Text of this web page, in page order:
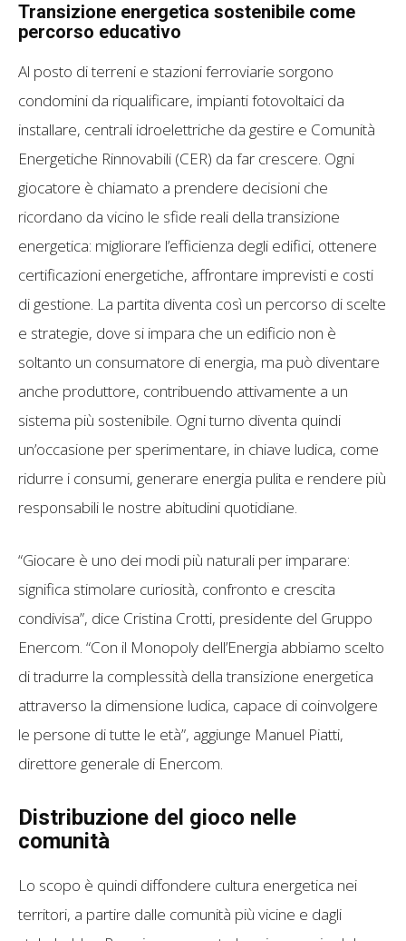
Transizione energetica sostenibile come
percorso educativo
Al posto di terreni e stazioni ferroviarie sorgono
condomini da riqualificare, impianti fotovoltaici da
installare, centrali idroelettriche da gestire e Comunità
Energetiche Rinnovabili (CER) da far crescere. Ogni
giocatore è chiamato a prendere decisioni che
ricordano da vicino le sfide reali della transizione
energetica: migliorare l’efficienza degli edifici, ottenere
certificazioni energetiche, affrontare imprevisti e costi
di gestione. La partita diventa così un percorso di scelte
e strategie, dove si impara che un edificio non è
soltanto un consumatore di energia, ma può diventare
anche produttore, contribuendo attivamente a un
sistema più sostenibile. Ogni turno diventa quindi
un’occasione per sperimentare, in chiave ludica, come
ridurre i consumi, generare energia pulita e rendere più
responsabili le nostre abitudini quotidiane.
“Giocare è uno dei modi più naturali per imparare:
significa stimolare curiosità, confronto e crescita
condivisa”, dice Cristina Crotti, presidente del Gruppo
Enercom. “Con il Monopoly dell’Energia abbiamo scelto
di tradurre la complessità della transizione energetica
attraverso la dimensione ludica, capace di coinvolgere
le persone di tutte le età”, aggiunge Manuel Piatti,
direttore generale di Enercom.
Distribuzione del gioco nelle
comunità
Lo scopo è quindi diffondere cultura energetica nei
territori, a partire dalle comunità più vicine e dagli